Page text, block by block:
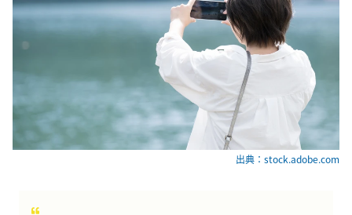
出典：stock.adobe.com